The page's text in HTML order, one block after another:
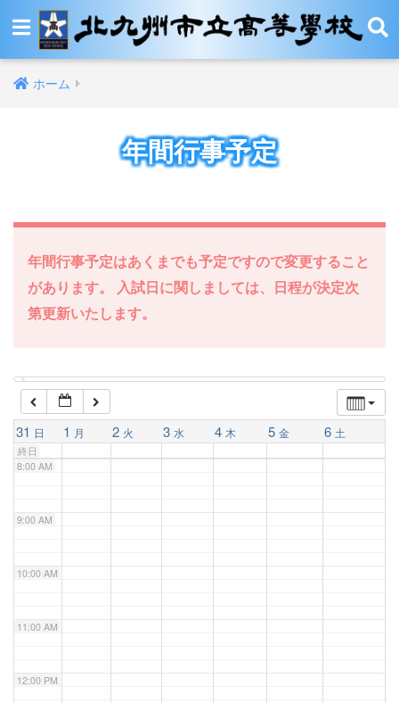
ホーム
年間行事予定
年間行事予定はあくまでも予定ですので変更すること
があります。 入試日に関しましては、日程が決定次
第更新いたします。
31 日 1 月 2 火 3 水 4 木 5 金 6 土
終日
12:00 AM
1:00 AM
4:00 AM
5:00 AM
7:00 AM
8:00 AM
9:00 AM
10:00 AM
11:00 AM
12:00 PM